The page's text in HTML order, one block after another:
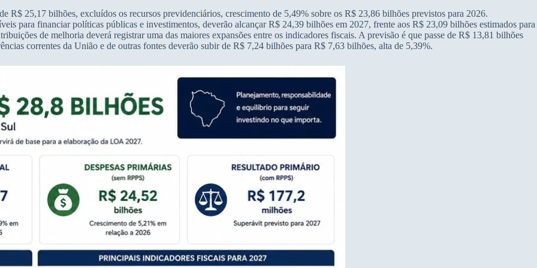
R$ 25,17 bilhões, excluídos os recursos previdenciários, crescimento de 5,49% sobre os R$ 23,86 bilhões previstos para 2026.
para financiar políticas públicas e investimentos, deverão alcançar R$ 24,39 bilhões em 2027, frente aos R$ 23,09 bilhões estimados para
de melhoria deverá registrar uma das maiores expansões entre os indicadores fiscais. A previsão é que passe de R$ 13,81 bilhões
correntes da União e de outras fontes deverão subir de R$ 7,24 bilhões para R$ 7,63 bilhões, alta de 5,39%.